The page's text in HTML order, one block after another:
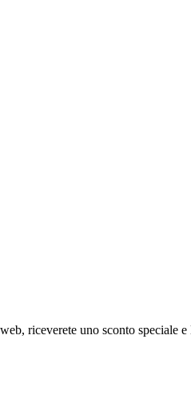
riceverete uno sconto speciale